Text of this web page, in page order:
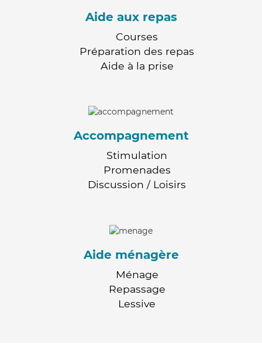
Aide aux repas
Courses
Préparation des repas
Aide à la prise
Accompagnement
Stimulation
Promenades
Discussion / Loisirs
Aide ménagère
Ménage
Repassage
Lessive